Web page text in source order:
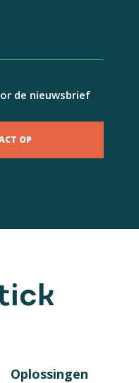
de nieuwsbrief
OP
Oplossingen